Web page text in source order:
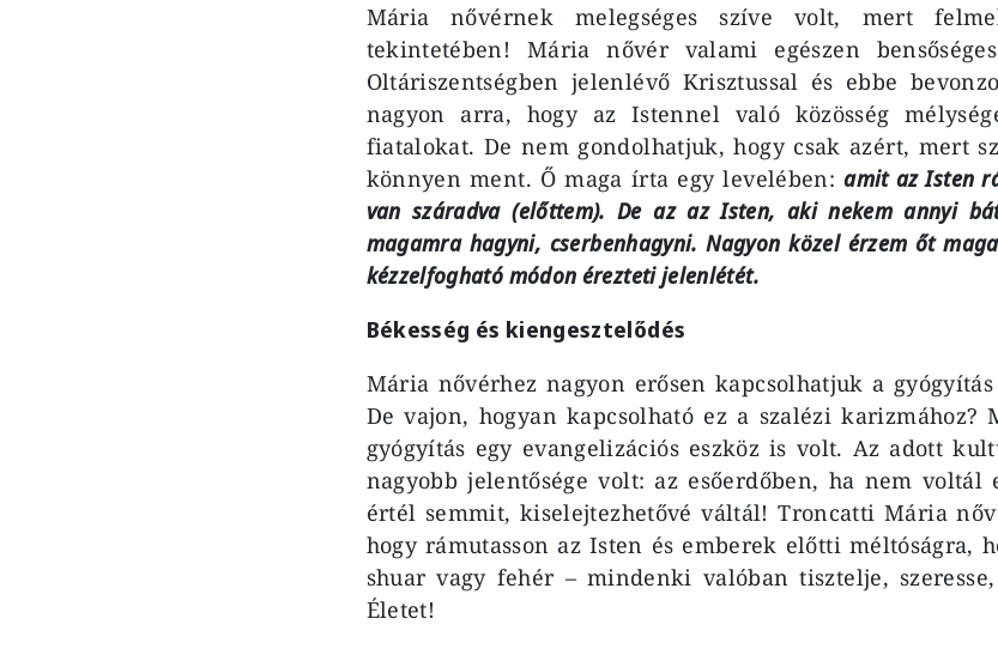
Mária nővérnek melegséges szíve volt, mert
tekintetében! Mária nővér valami egészen
Oltáriszentségben jelenlévő Krisztussal és ebbe
nagyon arra, hogy az Istennel való közösség
fiatalokat. De nem gondolhatjuk, hogy csak azért, mert
könnyen ment. Ő maga írta egy levelében:amit az Isten
van száradva (előttem). De az az Isten, aki nekem annyi
magamra hagyni, cserbenhagyni. Nagyon közel érzem őt
kézzelfogható módon érezteti jelenlétét.
Békesség és kiengesztelődés
Mária nővérhez nagyon erősen kapcsolhatjuk a
De vajon, hogyan kapcsolható ez a szalézi karizmához?
gyógyítás egy evangelizációs eszköz is volt. Az adott
nagyobb jelentősége volt: az esőerdőben, ha nem voltál
értél semmit, kiselejtezhetővé váltál! Troncatti Mária
hogy rámutasson az Isten és emberek előtti méltóságra,
shuar vagy fehér – mindenki valóban tisztelje,
Életet!